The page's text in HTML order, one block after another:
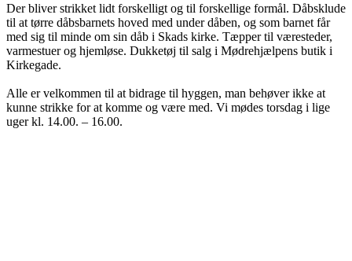
Der bliver strikket lidt forskelligt og til forskellige formål. Dåbsklude
til at tørre dåbsbarnets hoved med under dåben, og som barnet får
med sig til minde om sin dåb i Skads kirke. Tæpper til væresteder,
varmestuer og hjemløse. Dukketøj til salg i Mødrehjælpens butik i
Kirkegade.
Alle er velkommen til at bidrage til hyggen, man behøver ikke at
kunne strikke for at komme og være med. Vi mødes torsdag i lige
uger kl. 14.00. – 16.00.